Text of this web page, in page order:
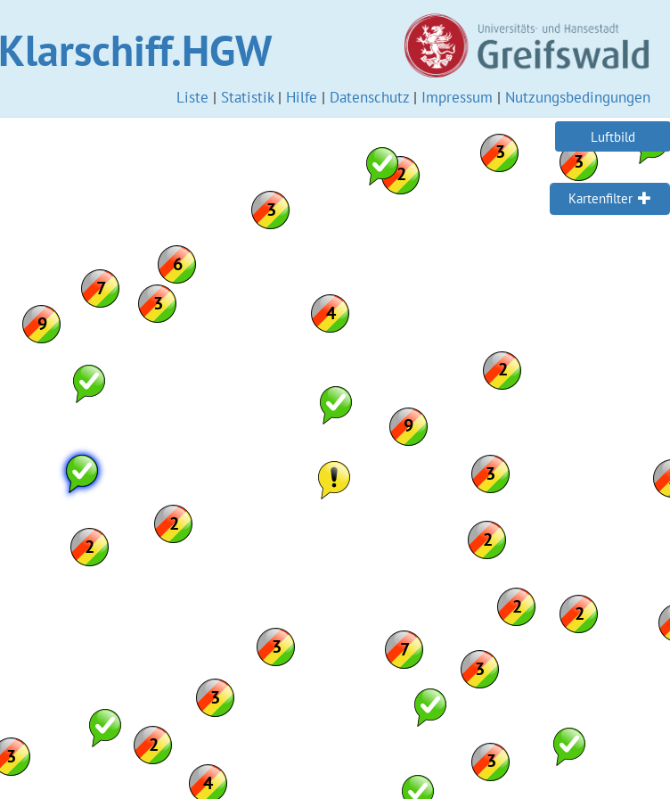
Klarschiff.HGW
Liste | Statistik| Hilfe | Datenschutz | Impressum | Nutzungsbedingungen
Kartenfilter
Luftbild